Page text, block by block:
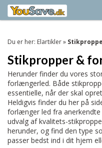
Du er her: Elartikler»
Stikpropper &
Herunder finder du vores
forlængerled. Både
essentielle, når der skal
Heldigvis finder du her på
forlænger led fra anerkendte
udvalg af kvalitets-
herunder, og find den type
passer bedst ind i dit hjem